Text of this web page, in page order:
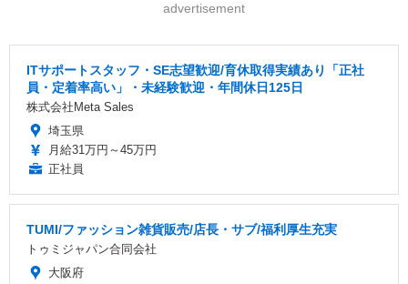
advertisement
ITサポートスタッフ・SE志望歓迎/育休取得実績あり「正社
員・定着率高い」・未経験歓迎・年間休日125日
株式会社Meta Sales
埼玉県
月給31万円～45万円
正社員
TUMI/ファッション雑貨販売/店長・サブ/福利厚生充実
トゥミジャパン合同会社
大阪府